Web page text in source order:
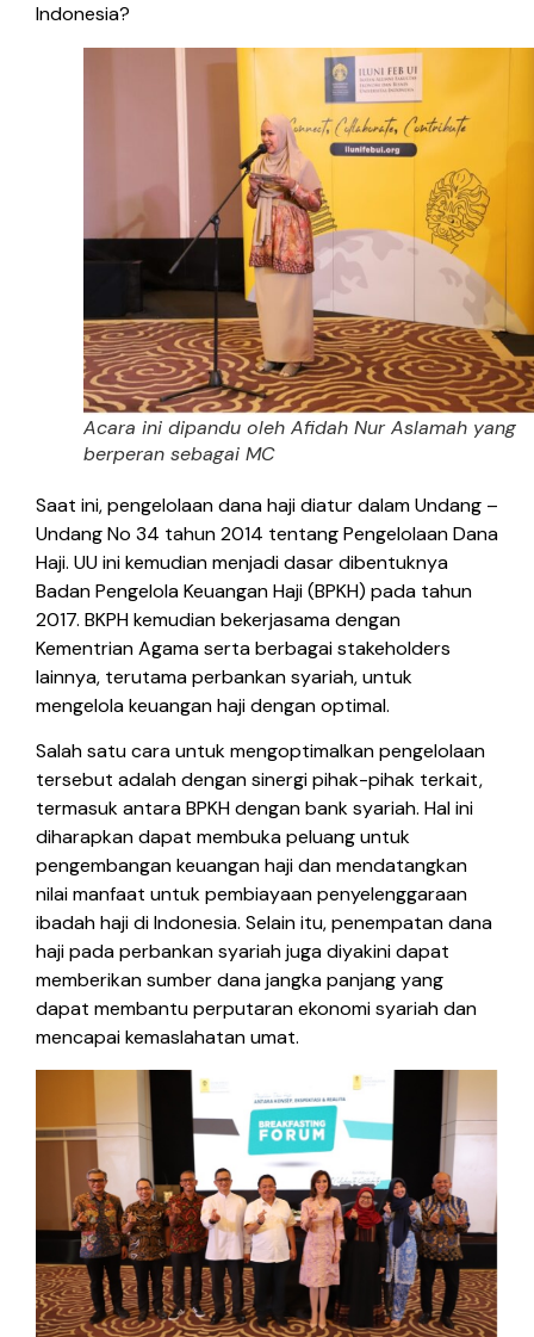
Indonesia?
Acara ini dipandu oleh Afidah Nur Aslamah yang
berperan sebagai MC
Saat ini, pengelolaan dana haji diatur dalam Undang –
Undang No 34 tahun 2014 tentang Pengelolaan Dana
Haji. UU ini kemudian menjadi dasar dibentuknya
Badan Pengelola Keuangan Haji (BPKH) pada tahun
2017. BKPH kemudian bekerjasama dengan
Kementrian Agama serta berbagai stakeholders
lainnya, terutama perbankan syariah, untuk
mengelola keuangan haji dengan optimal.
Salah satu cara untuk mengoptimalkan pengelolaan
tersebut adalah dengan sinergi pihak-pihak terkait,
termasuk antara BPKH dengan bank syariah. Hal ini
diharapkan dapat membuka peluang untuk
pengembangan keuangan haji dan mendatangkan
nilai manfaat untuk pembiayaan penyelenggaraan
ibadah haji di Indonesia. Selain itu, penempatan dana
haji pada perbankan syariah juga diyakini dapat
memberikan sumber dana jangka panjang yang
dapat membantu perputaran ekonomi syariah dan
mencapai kemaslahatan umat.